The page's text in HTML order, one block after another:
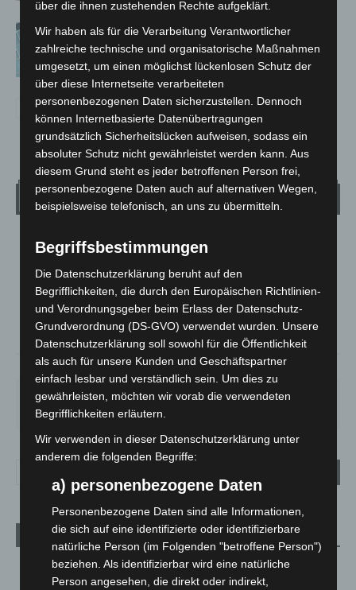
Anklage nach Abschaltung von
„Archetyp Market“ erhoben
Wetter
LANGENHAGEN
22.4°C 23.3 °
21.7°
44% 4.5m/s 85%
DO.
22°
FR.
25°
SA. SO.
Aktuelle Beiträge
Brand im „Haus der Begegnung“ in Neuwarmbüchen schnell
eingedämmt
über die ihnen zustehenden Rechte aufgeklärt.
Wir haben als für die Verarbeitung Verantwortlicher
zahlreiche technische und organisatorische Maßnahmen
umgesetzt, um einen möglichst lückenlosen Schutz der
über diese Internetseite verarbeiteten
personenbezogenen Daten sicherzustellen. Dennoch
können Internetbasierte Datenübertragungen
grundsätzlich Sicherheitslücken aufweisen, sodass ein
absoluter Schutz nicht gewährleistet werden kann. Aus
diesem Grund steht es jeder betroffenen Person frei,
personenbezogene Daten auch auf alternativen Wegen,
beispielsweise telefonisch, an uns zu übermitteln.
Begriffsbestimmungen
Die Datenschutzerklärung beruht auf den
Begrifflichkeiten, die durch den Europäischen Richtlinien-
und Verordnungsgeber beim Erlass der Datenschutz-
Grundverordnung (DS-GVO) verwendet wurden. Unsere
Datenschutzerklärung soll sowohl für die Öffentlichkeit
als auch für unsere Kunden und Geschäftspartner
einfach lesbar und verständlich sein. Um dies zu
gewährleisten, möchten wir vorab die verwendeten
Begrifflichkeiten erläutern.
Wir verwenden in dieser Datenschutzerklärung unter
anderem die folgenden Begriffe:
a) personenbezogene Daten
Personenbezogene Daten sind alle Informationen,
die sich auf eine identifizierte oder identifizierbare
natürliche Person (im Folgenden "betroffene Person")
beziehen. Als identifizierbar wird eine natürliche
Person angesehen, die direkt oder indirekt,